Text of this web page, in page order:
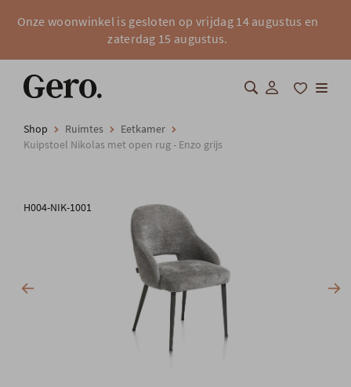
Onze woonwinkel is gesloten op vrijdag 14 augustus en
zaterdag 15 augustus.
Shop
Shop Ruimtes
Eetkamer
Kuipstoel Nikolas met open rug - Enzo grijs
H004-NIK-1001